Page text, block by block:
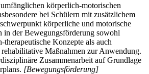
körperlich-motorischen
bei Schülern mit zusätzlichem
körperliche und motorische
der Bewegungsförderung sowohl
therapeutische Konzepte als auch
Maßnahmen zur Anwendung.
Zusammenarbeit auf Grundlage
[Bewegungsförderung]